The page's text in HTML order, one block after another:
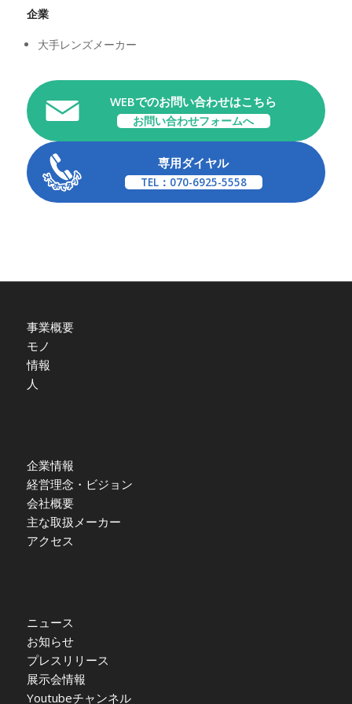
企業
大手レンズメーカー
WEBでのお問い合わせはこちら
お問い合わせフォームへ
専用ダイヤル
TEL：070-6925-5558
事業概要
モノ
情報
人
企業情報
経営理念・ビジョン
会社概要
主な取扱メーカー
アクセス
ニュース
お知らせ
プレスリリース
展示会情報
Youtubeチャンネル